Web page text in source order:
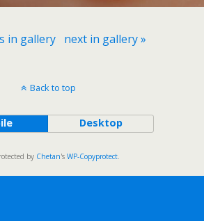
in gallery next in gallery »
Back to top
Desktop
by Chetan's WP-Copyprotect.